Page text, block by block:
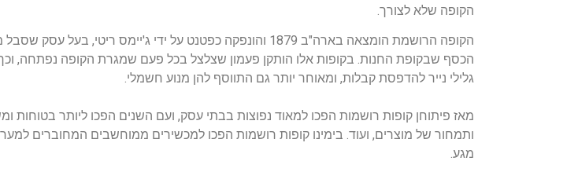
הקופה שלא לצורך.
הקופה הרושמת הומצאה בארה"ב 1879 והונפקה כפטנט על ידי
הכסף שבקופת החנות. בקופות אלו הותקן פעמון שצלצל בכל פעם שמגרת הקופה נפתחה,
גלילי נייר להדפסת קבלות, ומאוחר יותר גם התווסף להן מנוע חשמלי.
מאז פיתוחן קופות רושמות הפכו למאוד נפוצות בבתי עסק, ועם השנים הפכו ליותר בטוחות
ותמחור של מוצרים, ועוד. בימינו קופות רושמות הפכו למכשירים ממוחשבים המחוברים
מגע.